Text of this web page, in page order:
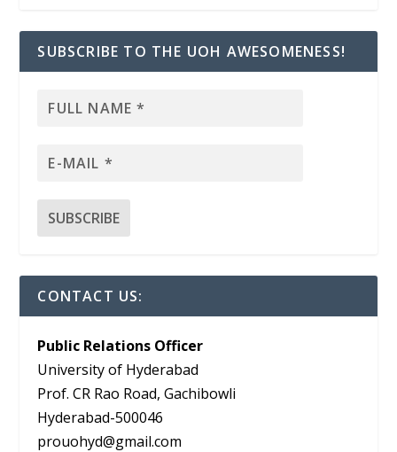
SUBSCRIBE TO THE UOH AWESOMENESS!
CONTACT US:
Public Relations Officer
University of Hyderabad
Prof. CR Rao Road, Gachibowli
Hyderabad-500046
prouohyd@gmail.com